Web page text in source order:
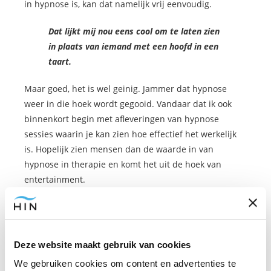
Deze website maakt gebruik van cookies
We gebruiken cookies om content en advertenties te
in hypnose is, kan dat namelijk vrij eenvoudig.
Dat lijkt mij nou eens cool om te laten zien
in plaats van iemand met een hoofd in een
taart.
Maar goed, het is wel geinig. Jammer dat hypnose
weer in die hoek wordt gegooid. Vandaar dat ik ook
binnenkort begin met afleveringen van hypnose
sessies waarin je kan zien hoe effectief het werkelijk
is. Hopelijk zien mensen dan de waarde in van
hypnose in therapie en komt het uit de hoek van
entertainment.
Desalniettemin zou ik zeker een keer gaan kijken naar
de show. En vraag jezelf dan af, stel je nou eens voor
hun brein… Dan kunnen ze toch ook gewoon simpel
van een probleem afkomen?